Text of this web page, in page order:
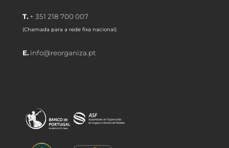
T. + 351 218 700 007
(Chamada para a rede fixa nacional)
E. info@reorganiza.pt